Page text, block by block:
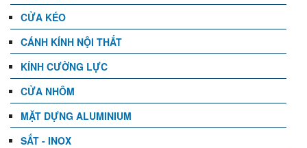
CỬA KÉO
CÁNH KÍNH NỘI THẤT
KÍNH CƯỜNG LỰC
CỬA NHÔM
MẶT DỰNG ALUMINIUM
SẮT - INOX